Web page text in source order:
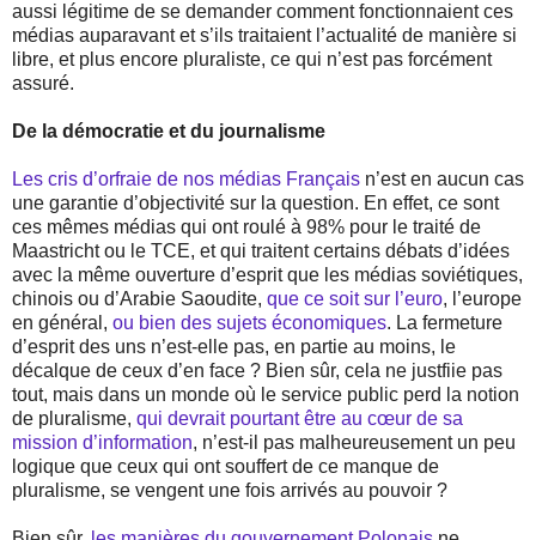
aussi légitime de se demander comment fonctionnaient ces
médias auparavant et s’ils traitaient l’actualité de manière si
libre, et plus encore pluraliste, ce qui n’est pas forcément
assuré.
De la démocratie et du journalisme
Les cris d’orfraie de nos médias Français n’est en aucun cas
une garantie d’objectivité sur la question. En effet, ce sont
ces mêmes médias qui ont roulé à 98% pour le traité de
Maastricht ou le TCE, et qui traitent certains débats d’idées
avec la même ouverture d’esprit que les médias soviétiques,
chinois ou d’Arabie Saoudite, que ce soit sur l’euro, l’europe
en général, ou bien des sujets économiques. La fermeture
d’esprit des uns n’est-elle pas, en partie au moins, le
décalque de ceux d’en face ? Bien sûr, cela ne justfiie pas
tout, mais dans un monde où le service public perd la notion
de pluralisme, qui devrait pourtant être au cœur de sa
mission d’information, n’est-il pas malheureusement un peu
logique que ceux qui ont souffert de ce manque de
pluralisme, se vengent une fois arrivés au pouvoir ?